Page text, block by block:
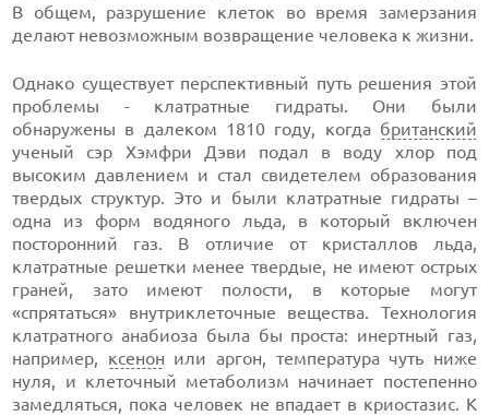
В общем, разрушение клеток во время замерзания
делают невозможным возвращение человека к жизни.
Однако существует перспективный путь решения этой
проблемы - клатратные гидраты. Они были
обнаружены в далеком 1810 году, когда британский
ученый сэр Хэмфри Дэви подал в воду хлор под
высоким давлением и стал свидетелем образования
твердых структур. Это и были клатратные гидраты –
одна из форм водяного льда, в который включен
посторонний газ. В отличие от кристаллов льда,
клатратные решетки менее твердые, не имеют острых
граней, зато имеют полости, в которые могут
«спрятаться» внутриклеточные вещества. Технология
клатратного анабиоза была бы проста: инертный газ,
например, ксенон или аргон, температура чуть ниже
нуля, и клеточный метаболизм начинает постепенно
замедляться, пока человек не впадает в криостазис. К